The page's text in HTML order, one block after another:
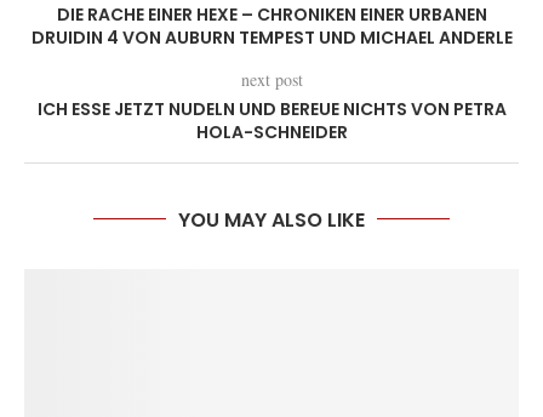
DIE RACHE EINER HEXE – CHRONIKEN EINER URBANEN
DRUIDIN 4 VON AUBURN TEMPEST UND MICHAEL ANDERLE
next post
ICH ESSE JETZT NUDELN UND BEREUE NICHTS VON PETRA
HOLA-SCHNEIDER
YOU MAY ALSO LIKE